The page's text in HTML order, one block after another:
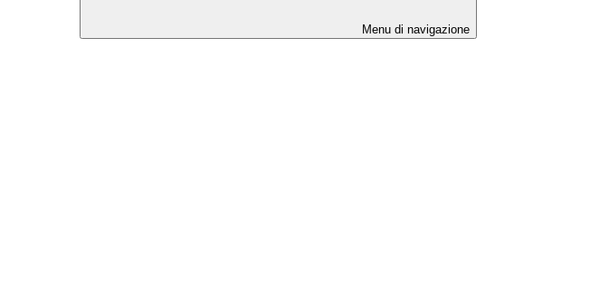
Menu di navigazione